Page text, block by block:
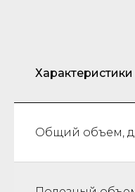
Характеристики
Общий объем,